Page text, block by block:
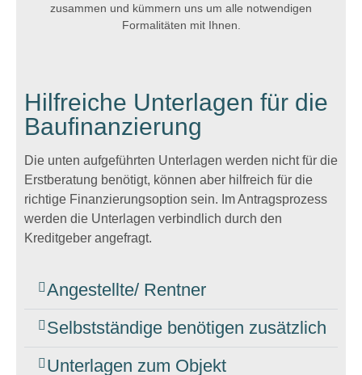
zusammen und kümmern uns um alle notwendigen
Formalitäten mit Ihnen.
Hilfreiche Unterlagen für die
Baufinanzierung
Die unten aufgeführten Unterlagen werden nicht für die
Erstberatung benötigt, können aber hilfreich für die
richtige Finanzierungsoption sein. Im Antragsprozess
werden die Unterlagen verbindlich durch den
Kreditgeber angefragt.
Angestellte/ Rentner
Selbstständige benötigen zusätzlich
Unterlagen zum Objekt